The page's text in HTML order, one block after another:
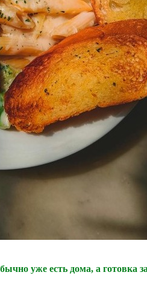
уже есть дома, а готовка